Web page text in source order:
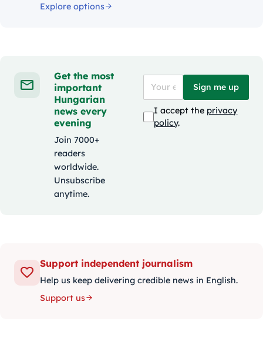
Explore options
Get the most
important
Hungarian
news every
evening
Join 7000+
readers
worldwide.
Unsubscribe
anytime.
Sign me up
I accept the privacy
policy.
Support independent journalism
Help us keep delivering credible news in English.
Support us